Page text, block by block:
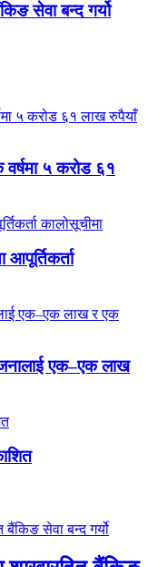
सेवा बन्द गर्यो
वर्षमा ५ करोड ६१
एक–एक लाख